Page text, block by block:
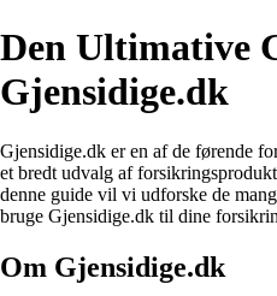
Den Ultimative
Gjensidige.dk
Gjensidige.dk er en af de førende
et bredt udvalg af
denne guide vil vi udforske de
bruge Gjensidige.dk til dine
Om Gjensidige.dk